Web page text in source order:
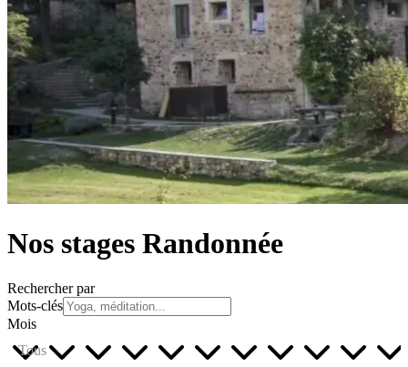
Nos stages Randonnée
Rechercher par
Mots-clés
Mois
Tous